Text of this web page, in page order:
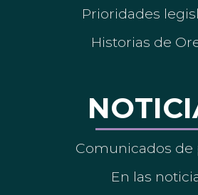
Prioridades
Historias de
Comunicados de
En las